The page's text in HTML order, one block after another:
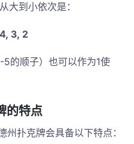
大到小依次是：
3, 2
的顺子）也可以作为1使
的特点
扑克牌会具备以下特点：